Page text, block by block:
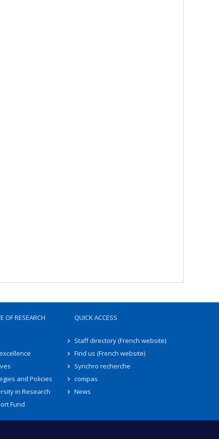
OF RESEARCH
and Policies
in Research
Fund
QUICK ACCESS
Staff directory (French website)
Find us (French website)
Synchro recherche
compas
News